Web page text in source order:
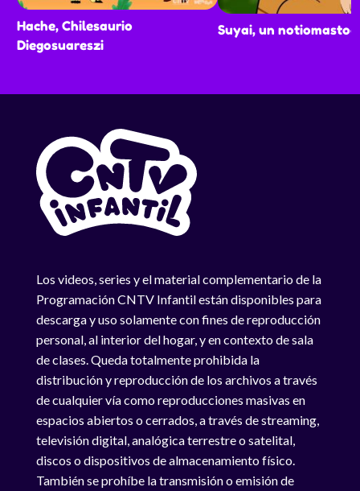
Hache, Chilesaurio
Diegosuareszi
Suyai, un
Los videos, series y el material complementario de la
Programación CNTV Infantil están disponibles para
descarga y uso solamente con fines de reproducción
personal, al interior del hogar, y en contexto de sala
de clases. Queda totalmente prohibida la
distribución y reproducción de los archivos a través
de cualquier vía como reproducciones masivas en
espacios abiertos o cerrados, a través de streaming,
televisión digital, analógica terrestre o satelital,
discos o dispositivos de almacenamiento físico.
También se prohíbe la transmisión o emisión de